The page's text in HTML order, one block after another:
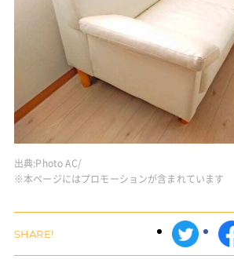
出典:Photo AC/
※本ページにはプロモーションが含まれています